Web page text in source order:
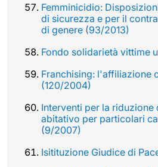
Femminicidio:
di sicurezza e per il
di genere (93/2013)
Fondo solidarietà vittime
Franchising: l'affiliazione
(120/2004)
Interventi per la riduzione
abitativo per particolari
(9/2007)
Isitituzione Giudice di